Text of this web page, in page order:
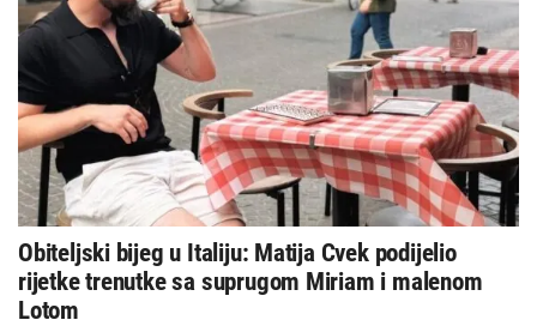
Obiteljski bijeg u Italiju: Matija Cvek podijelio
rijetke trenutke sa suprugom Miriam i malenom
Lotom